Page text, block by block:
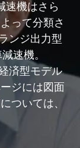
速機はさら
って分類さ
ンジ出力型
速機。
済型モデル
ジには図面
ついては、